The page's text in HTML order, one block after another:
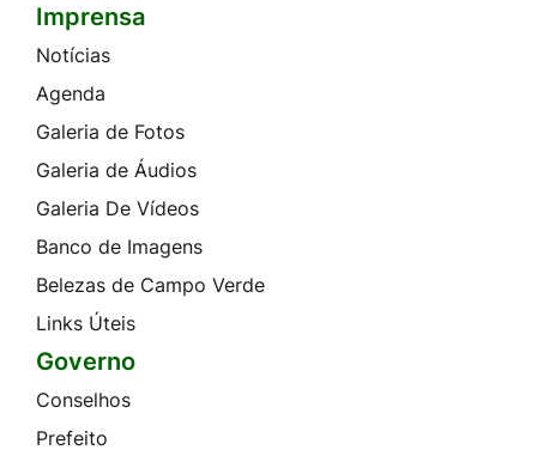
Imprensa
Notícias
Agenda
Galeria de Fotos
Galeria de Áudios
Galeria De Vídeos
Banco de Imagens
Belezas de Campo Verde
Links Úteis
Governo
Conselhos
Prefeito